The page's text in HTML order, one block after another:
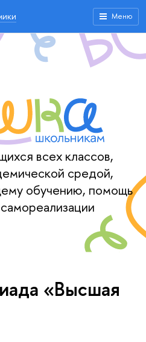
Меню
всех классов,
средой,
обучению, помощь
«Высшая